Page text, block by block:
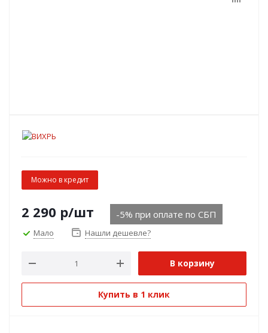
Можно в кредит
2 290 р/шт -5% при оплате по СБП
Мало Нашли дешевле?
В корзину
Купить в 1 клик